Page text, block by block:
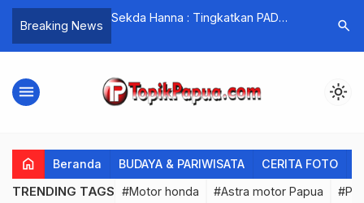
Breaking News
Kabupaten
Kunjungi Bang Pace Korem/172
Daerah Cenderawasih
search
menu light_mode
home Beranda BUDAYA & PARIWISATA CERITA FOTO
TRENDING TAGS #Motor honda #Astra motor Papua